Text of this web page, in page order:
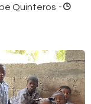
Quinteros -